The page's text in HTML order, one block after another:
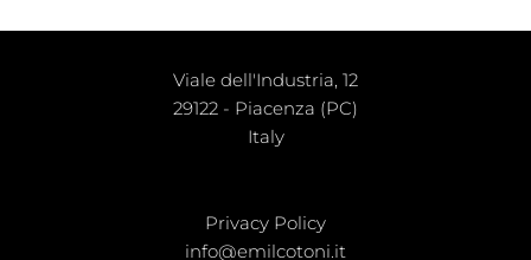
Viale dell'Industria, 12
29122 - Piacenza (PC)
Italy
Privacy Policy
info@emilcotoni.it